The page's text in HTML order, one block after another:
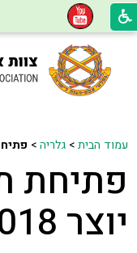
עמוד הבית>גלריה>
פתיחת
יוצר 2018"